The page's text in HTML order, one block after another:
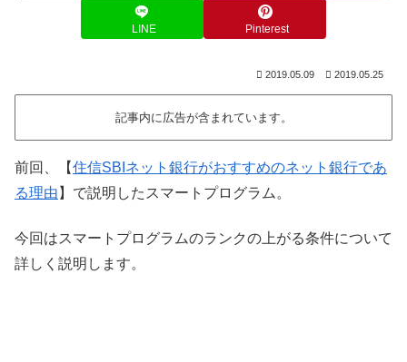
LINE Pinterest
2019.05.09 2019.05.25
記事内に広告が含まれています。
前回、【住信SBIネット銀行がおすすめのネット銀行であ
る理由 】で説明したスマートプログラム。
今回はスマートプログラムのランクの上がる条件について
詳しく説明します。